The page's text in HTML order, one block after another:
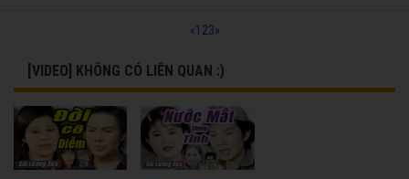
«1 23»
[VIDEO] KHÔNG CÓ LIÊN QUAN :)